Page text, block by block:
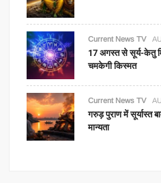
Current News TV
17 अगस्त से सूर्य-केतु
चमकेगी किस्मत
Current News TV
गरुड़ पुराण में सूर्यास्त
मान्यता